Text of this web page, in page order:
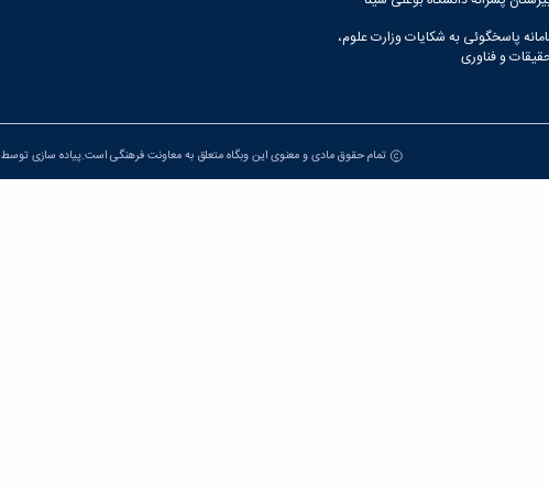
پاسخگوئی به شکایات وزارت علوم،
و فناوری
تمام حقوق مادی و معنوی این وبگاه متعلق به معاونت فرهنگی است.پیاده سازی توسط